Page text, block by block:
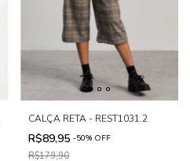
CALÇA RETA - REST1031.2
R$89,95 -50% OFF
R$179,90